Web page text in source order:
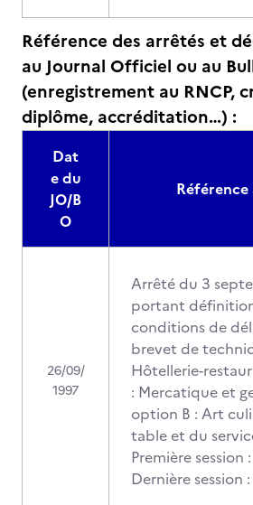
Référence des arrêtés et
au Journal Officiel ou au
(enregistrement au RNCP,
diplôme, accréditation…) :
Dat
e du
JO/B
O
Référence
26/09/
1997
Arrêté du 3
portant
conditions de
brevet de
Hôtellerie-
: Mercatique et
option B : Art
table et du
Première session
Dernière session